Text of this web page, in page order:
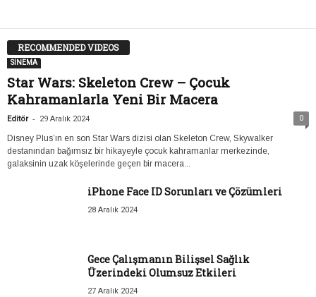
RECOMMENDED VIDEOS
SİNEMA
Star Wars: Skeleton Crew – Çocuk
Kahramanlarla Yeni Bir Macera
Editör - 29 Aralık 2024 0
Disney Plus’ın en son Star Wars dizisi olan Skeleton Crew, Skywalker
destanından bağımsız bir hikayeyle çocuk kahramanlar merkezinde,
galaksinin uzak köşelerinde geçen bir macera...
iPhone Face ID Sorunları ve Çözümleri
28 Aralık 2024
Gece Çalışmanın Bilişsel Sağlık
Üzerindeki Olumsuz Etkileri
27 Aralık 2024